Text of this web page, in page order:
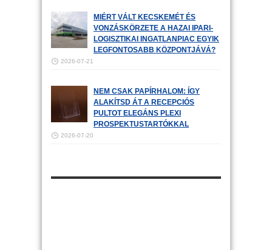
MIÉRT VÁLT KECSKEMÉT ÉS
VONZÁSKÖRZETE A HAZAI IPARI-
LOGISZTIKAI INGATLANPIAC EGYIK
LEGFONTOSABB KÖZPONTJÁVÁ?
2026-07-21
NEM CSAK PAPÍRHALOM: ÍGY
ALAKÍTSD ÁT A RECEPCIÓS
PULTOT ELEGÁNS PLEXI
PROSPEKTUSTARTÓKKAL
2026-07-20